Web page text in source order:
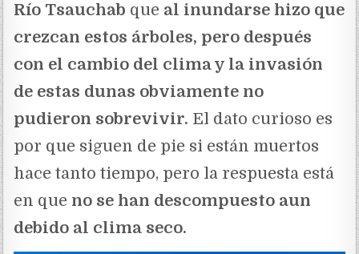
Río Tsauchab que al inundarse hizo que
crezcan estos árboles, pero después
con el cambio del clima y la invasión
de estas dunas obviamente no
pudieron sobrevivir. El dato curioso es
por que siguen de pie si están muertos
hace tanto tiempo, pero la respuesta está
en que no se han descompuesto aun
debido al clima seco.